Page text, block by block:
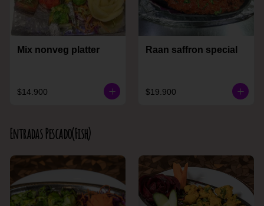
Mix nonveg platter
$14.900
Raan saffron special
$19.900
Entradas Pescado(Fish)